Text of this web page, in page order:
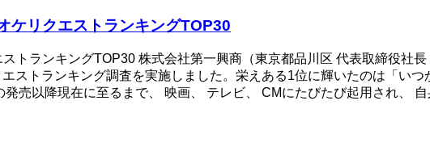
ケリクエストランキングTOP30
トランキングTOP30 株式会社第一興商（東京都品川区 代表取締役社
ストランキング調査を実施しました。栄えある1位に輝いたのは「い
売以降現在に至るまで、 映画、 テレビ、 CMにたびたび起用され、 自